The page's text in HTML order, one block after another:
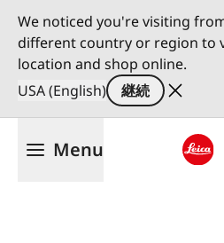
We noticed you're visiting
different country or region to
location and shop online.
USA (English)
継続
Menu